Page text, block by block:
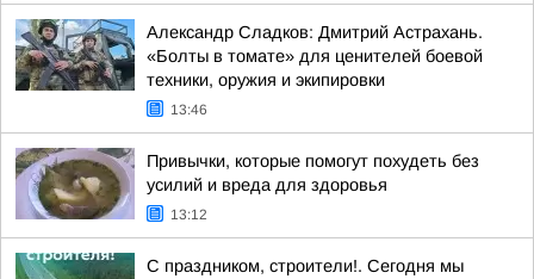
Александр Сладков: Дмитрий Астрахань.
«Болты в томате» для ценителей боевой
техники, оружия и экипировки
13:46
Привычки, которые помогут похудеть без
усилий и вреда для здоровья
13:12
С праздником, строители!. Сегодня мы